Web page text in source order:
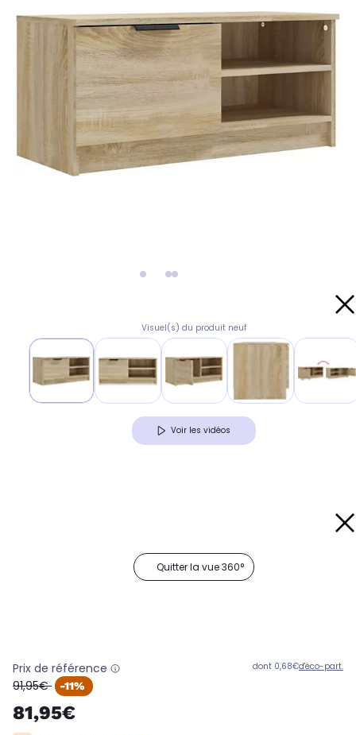
Visuel(s) du produit neuf
Voir les vidéos
Quitter la vue 360°
Prix de référence
oldPrice
91,95€ -11%
81,95€
dont 0,68€d'éco-part.